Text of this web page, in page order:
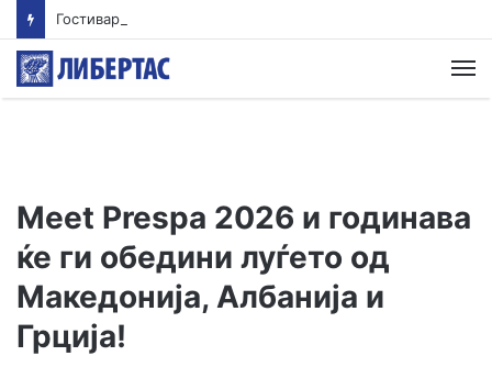
Гостиварци и натаму без пивка вода
Meet Prespa 2026 и годинава
ќе ги обедини луѓето од
Македонија, Албанија и
Грција!